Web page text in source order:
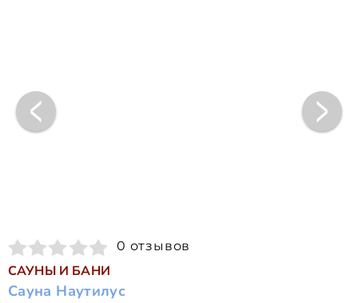
0 отзывов
САУНЫ И БАНИ
Сауна Наутилус